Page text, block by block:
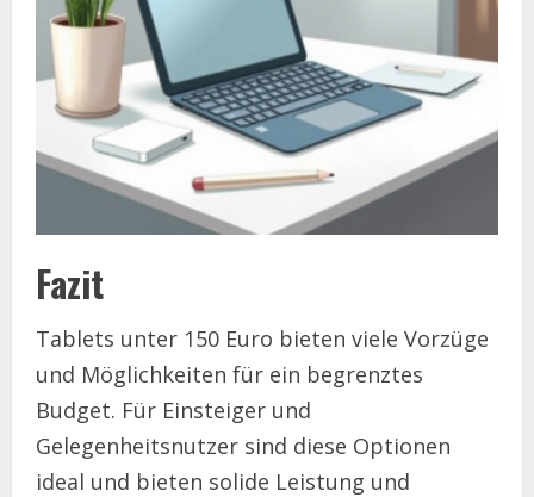
Fazit
Tablets unter 150 Euro bieten viele Vorzüge
und Möglichkeiten für ein begrenztes
Budget. Für Einsteiger und
Gelegenheitsnutzer sind diese Optionen
ideal und bieten solide Leistung und